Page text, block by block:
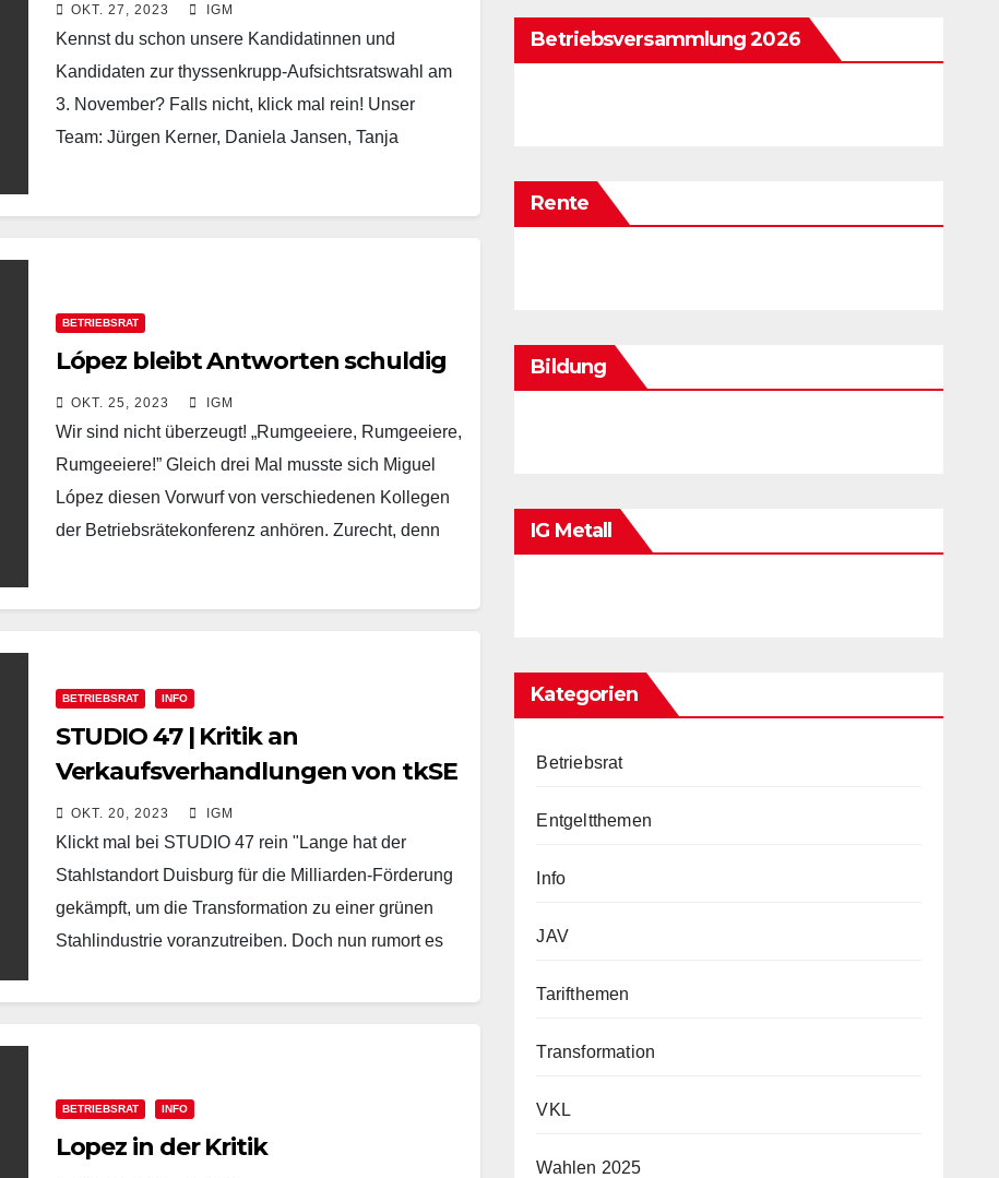
OKT. 27, 2023 IGM
Kennst du schon unsere Kandidatinnen und
Kandidaten zur thyssenkrupp-Aufsichtsratswahl am
3. November? Falls nicht, klick mal rein! Unser
Team: Jürgen Kerner, Daniela Jansen, Tanja
BETRIEBSRAT
López bleibt Antworten schuldig
OKT. 25, 2023 IGM
Wir sind nicht überzeugt! „Rumgeeiere, Rumgeeiere,
Rumgeeiere!” Gleich drei Mal musste sich Miguel
López diesen Vorwurf von verschiedenen Kollegen
der Betriebsrätekonferenz anhören. Zurecht, denn
BETRIEBSRAT INFO
STUDIO 47 | Kritik an
Verkaufsverhandlungen von tkSE
OKT. 20, 2023 IGM
Klickt mal bei STUDIO 47 rein "Lange hat der
Stahlstandort Duisburg für die Milliarden-Förderung
gekämpft, um die Transformation zu einer grünen
Stahlindustrie voranzutreiben. Doch nun rumort es
BETRIEBSRAT INFO
Lopez in der Kritik
Betriebsversammlung 2026
Rente
Bildung
IG Metall
Kategorien
Betriebsrat
Entgeltthemen
Info
JAV
Tarifthemen
Transformation
VKL
Wahlen 2025